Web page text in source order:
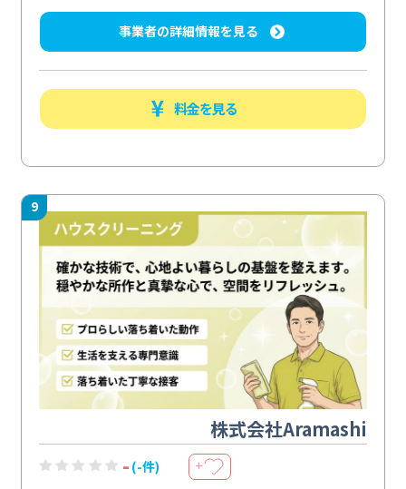
事業者の詳細情報を見る
料金を見る
9
株式会社Aramashi
- (-件) ＋